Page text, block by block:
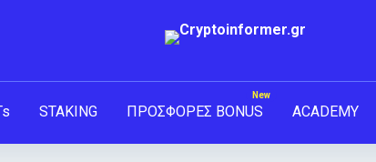
STAKING ΠΡΟΣΦΟΡΕΣ BONUS ACADEMY